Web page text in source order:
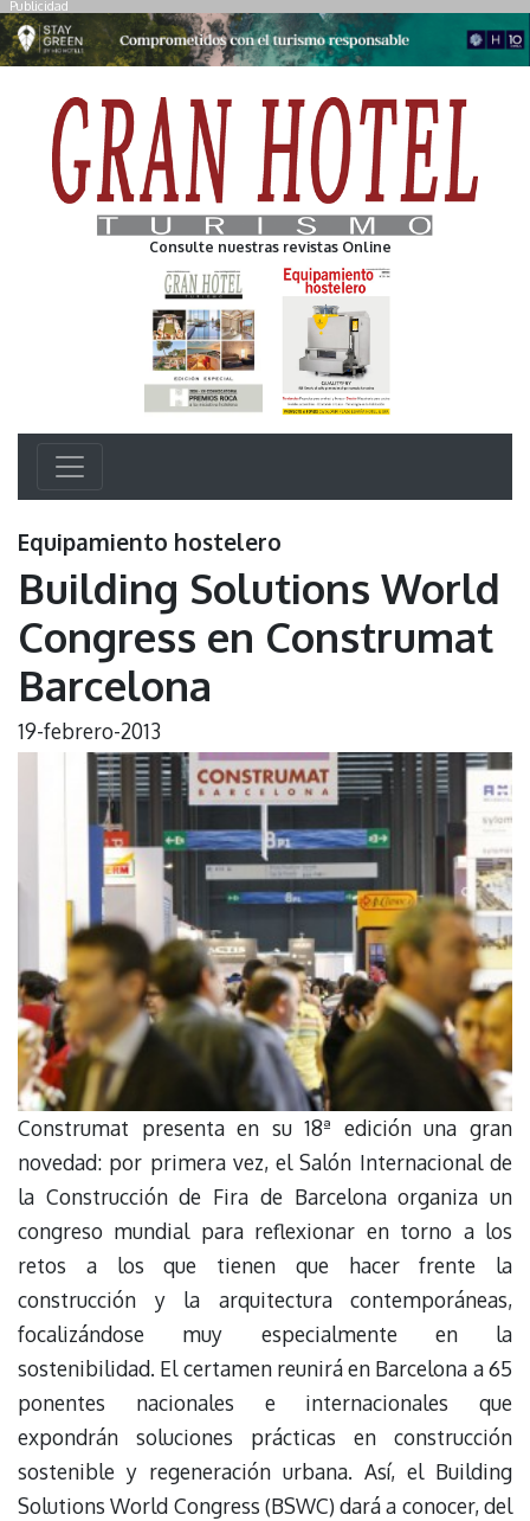
Publicidad
Consulte nuestras revistas Online
Equipamiento hostelero
Building Solutions World
Congress en Construmat
Barcelona
19-febrero-2013
Construmat presenta en su 18ª edición una gran
novedad: por primera vez, el Salón Internacional de
la Construcción de Fira de Barcelona organiza un
congreso mundial para reflexionar en torno a los
retos a los que tienen que hacer frente la
construcción y la arquitectura contemporáneas,
focalizándose muy especialmente en la
sostenibilidad. El certamen reunirá en Barcelona a 65
ponentes nacionales e internacionales que
expondrán soluciones prácticas en construcción
sostenible y regeneración urbana. Así, el Building
Solutions World Congress (BSWC) dará a conocer, del